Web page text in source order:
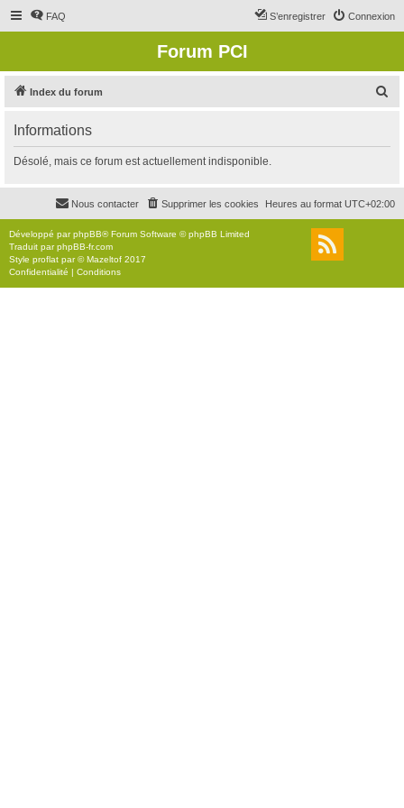
FAQ Connexion
S’enregistrer
Forum PCI
Index du forum
r
c
r
Informations
Désolé, mais ce forum est actuellement indisponible.
Heures au format UTC+02:00
Supprimer les cookies
Nous contacter
Développé parphpBB® Forum Software © phpBB Limited
Traduit parphpBB-fr.com
Style proflat par ©Mazeltof 2017
Confidentialité | Conditions